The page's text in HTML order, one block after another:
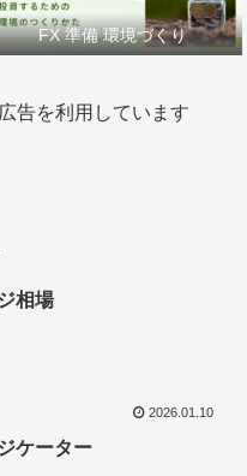
FX 準備 環境づくり
告を利用しています
相場
2026.01.10
ケーター